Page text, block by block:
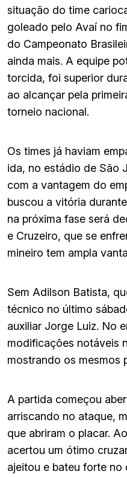
situação do time
goleado pelo Avaí no
do Campeonato
ainda mais. A equipe
torcida, foi superior
ao alcançar pela
torneio nacional.
Os times já haviam
ida, no estádio de São
com a vantagem do
buscou a vitória
na próxima fase será
e Cruzeiro, que se
mineiro tem ampla
Sem Adilson Batista,
técnico no último
auxiliar Jorge Luiz. No
modificações notáveis
mostrando os mesmos
A partida começou
arriscando no ataque,
que abriram o placar.
acertou um ótimo
ajeitou e bateu forte